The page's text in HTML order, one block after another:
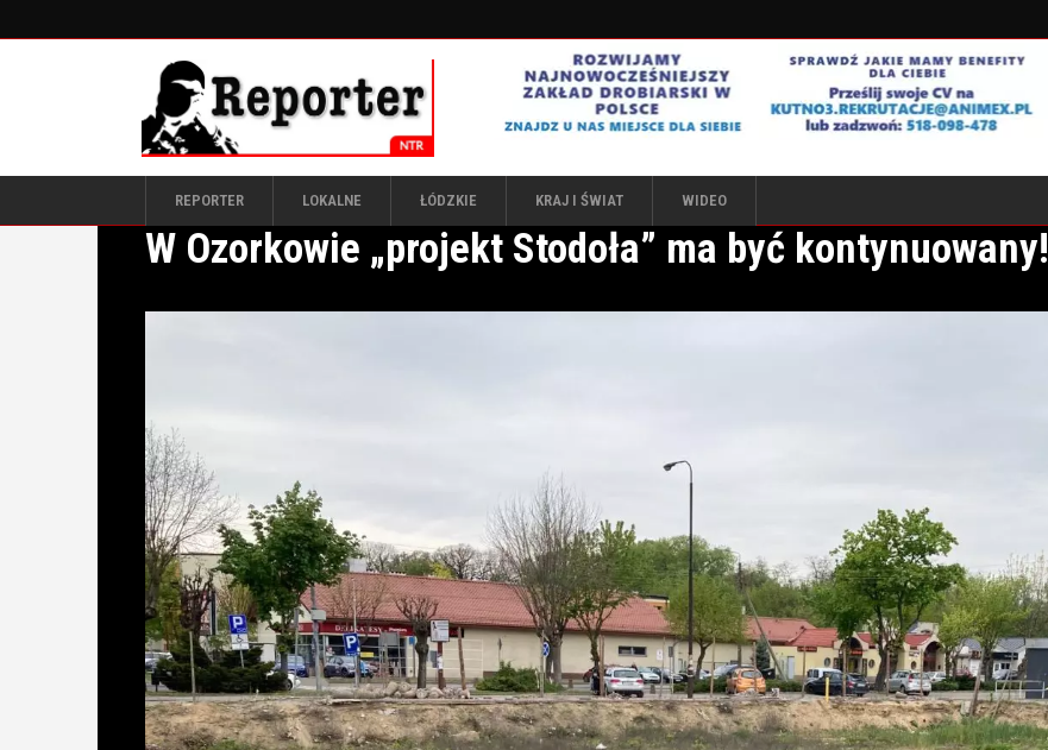
REPORTER LOKALNE ŁÓDZKIE KRAJ I ŚWIAT WIDEO
W Ozorkowie „projekt Stodoła” ma być kontynuowany!